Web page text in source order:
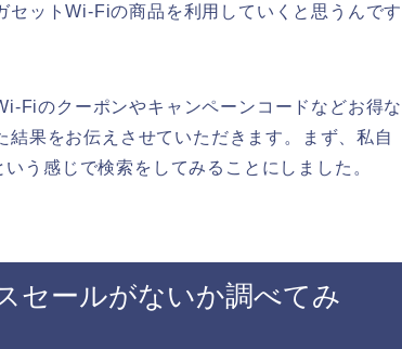
ットWi-Fiの商品を利用していくと思うんです
Fiのクーポンやキャンペーンコードなどお得な
果をお伝えさせていただきます。まず、私自
う感じで検索をしてみることにしました。
セールがないか調べてみ